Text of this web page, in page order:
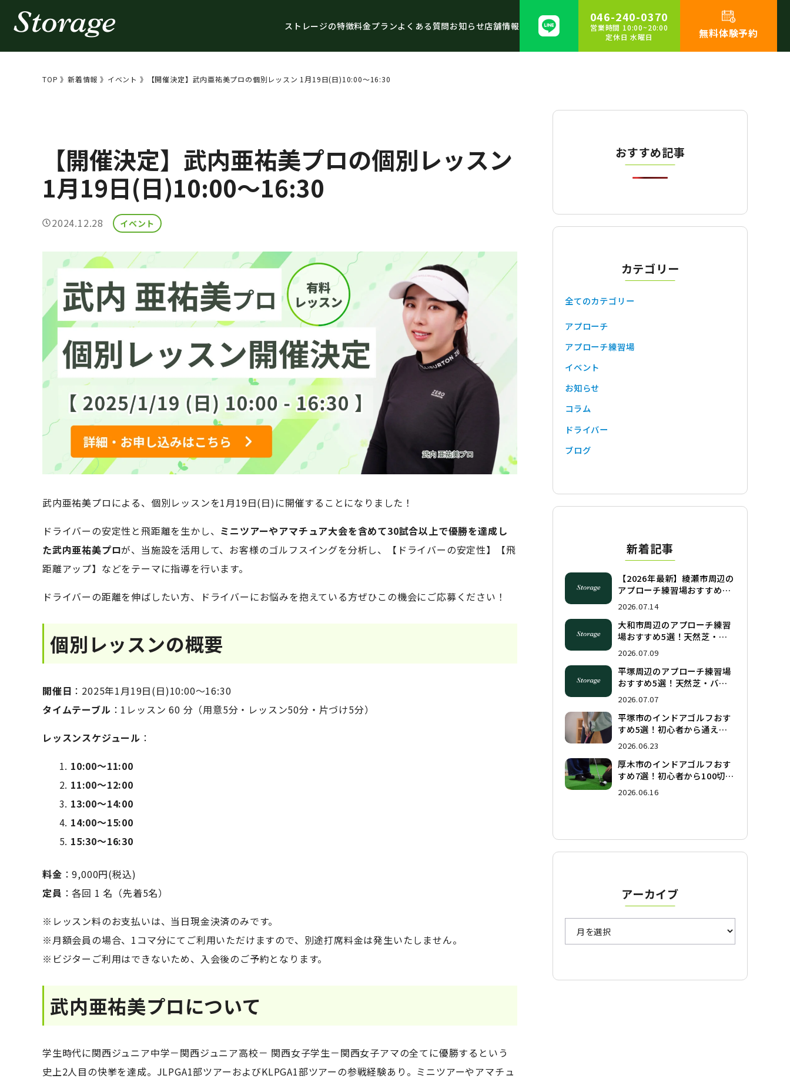
ストレージの特徴料金プランよくある質問お知らせ店舗情報
046-240-0370
営業時間 10:00~20:00
定休日 水曜日
無料体験予約
TOP 》新着情報 》 イベント 》 【開催決定】武内亜祐美プロの個別レッスン 1月19日(日)10:00～16:30
【開催決定】武内亜祐美プロの個別レッスン
1月19日(日)10:00～16:30
2024.12.28 イベント
武内亜祐美プロによる、個別レッスンを1月19日(日)に開催することになりました！
ドライバーの安定性と飛距離を生かし、 ミニツアーやアマチュア大会を含めて30試合以上で優勝を達成し
た武内亜祐美プロが、当施設を活用して、お客様のゴルフスイングを分析し、【ドライバーの安定性】【飛
距離アップ】などをテーマに指導を行います。
ドライバーの距離を伸ばしたい方、ドライバーにお悩みを抱えている方ぜひこの機会にご応募ください！
個別レッスンの概要
開催日 ：2025年1月19日(日)10:00～16:30
タイムテーブル ：1レッスン 60 分（用意5分・レッスン50分・片づけ5分）
レッスンスケジュール ：
10:00～11:00
11:00～12:00
13:00～14:00
14:00～15:00
15:30～16:30
料金 ：9,000円(税込)
定員 ：各回 1 名（先着5名）
※レッスン料のお支払いは、当日現金決済のみです。
※月額会員の場合、1コマ分にてご利用いただけますので、別途打席料金は発生いたしません。
※ビジターご利用はできないため、入会後のご予約となります。
武内亜祐美プロについて
学生時代に関西ジュニア中学－関西ジュニア高校－ 関西女子学生－関西女子アマの全てに優勝するという
史上2人目の快挙を達成。JLPGA1部ツアーおよびKLPGA1部ツアーの参戦経験あり。ミニツアーやアマチュ
おすすめ記事
カテゴリー
全てのカテゴリー
アプローチ
アプローチ練習場
イベント
お知らせ
コラム
ドライバー
ブログ
新着記事
【2026年最新】綾瀬市周辺の
アプローチ練習場おすすめ5
選！天然芝・バンカー完備の
人気施設を徹底比較
2026.07.14
大和市周辺のアプローチ練習
場おすすめ5選！天然芝・バ
ンカー完備の人気施設を徹底
比較
2026.07.09
平塚周辺のアプローチ練習場
おすすめ5選！天然芝・バン
カー完備の人気施設を徹底比
較
2026.07.07
平塚市のインドアゴルフおす
すめ5選！初心者から通える
シミュレーションゴルフを徹
底比較
2026.06.23
厚木市のインドアゴルフおす
すめ7選！初心者から100切り
まで手ぶらで通えるシミュレ
ーションゴルフを徹底比較
2026.06.16
アーカイブ
ー
イ